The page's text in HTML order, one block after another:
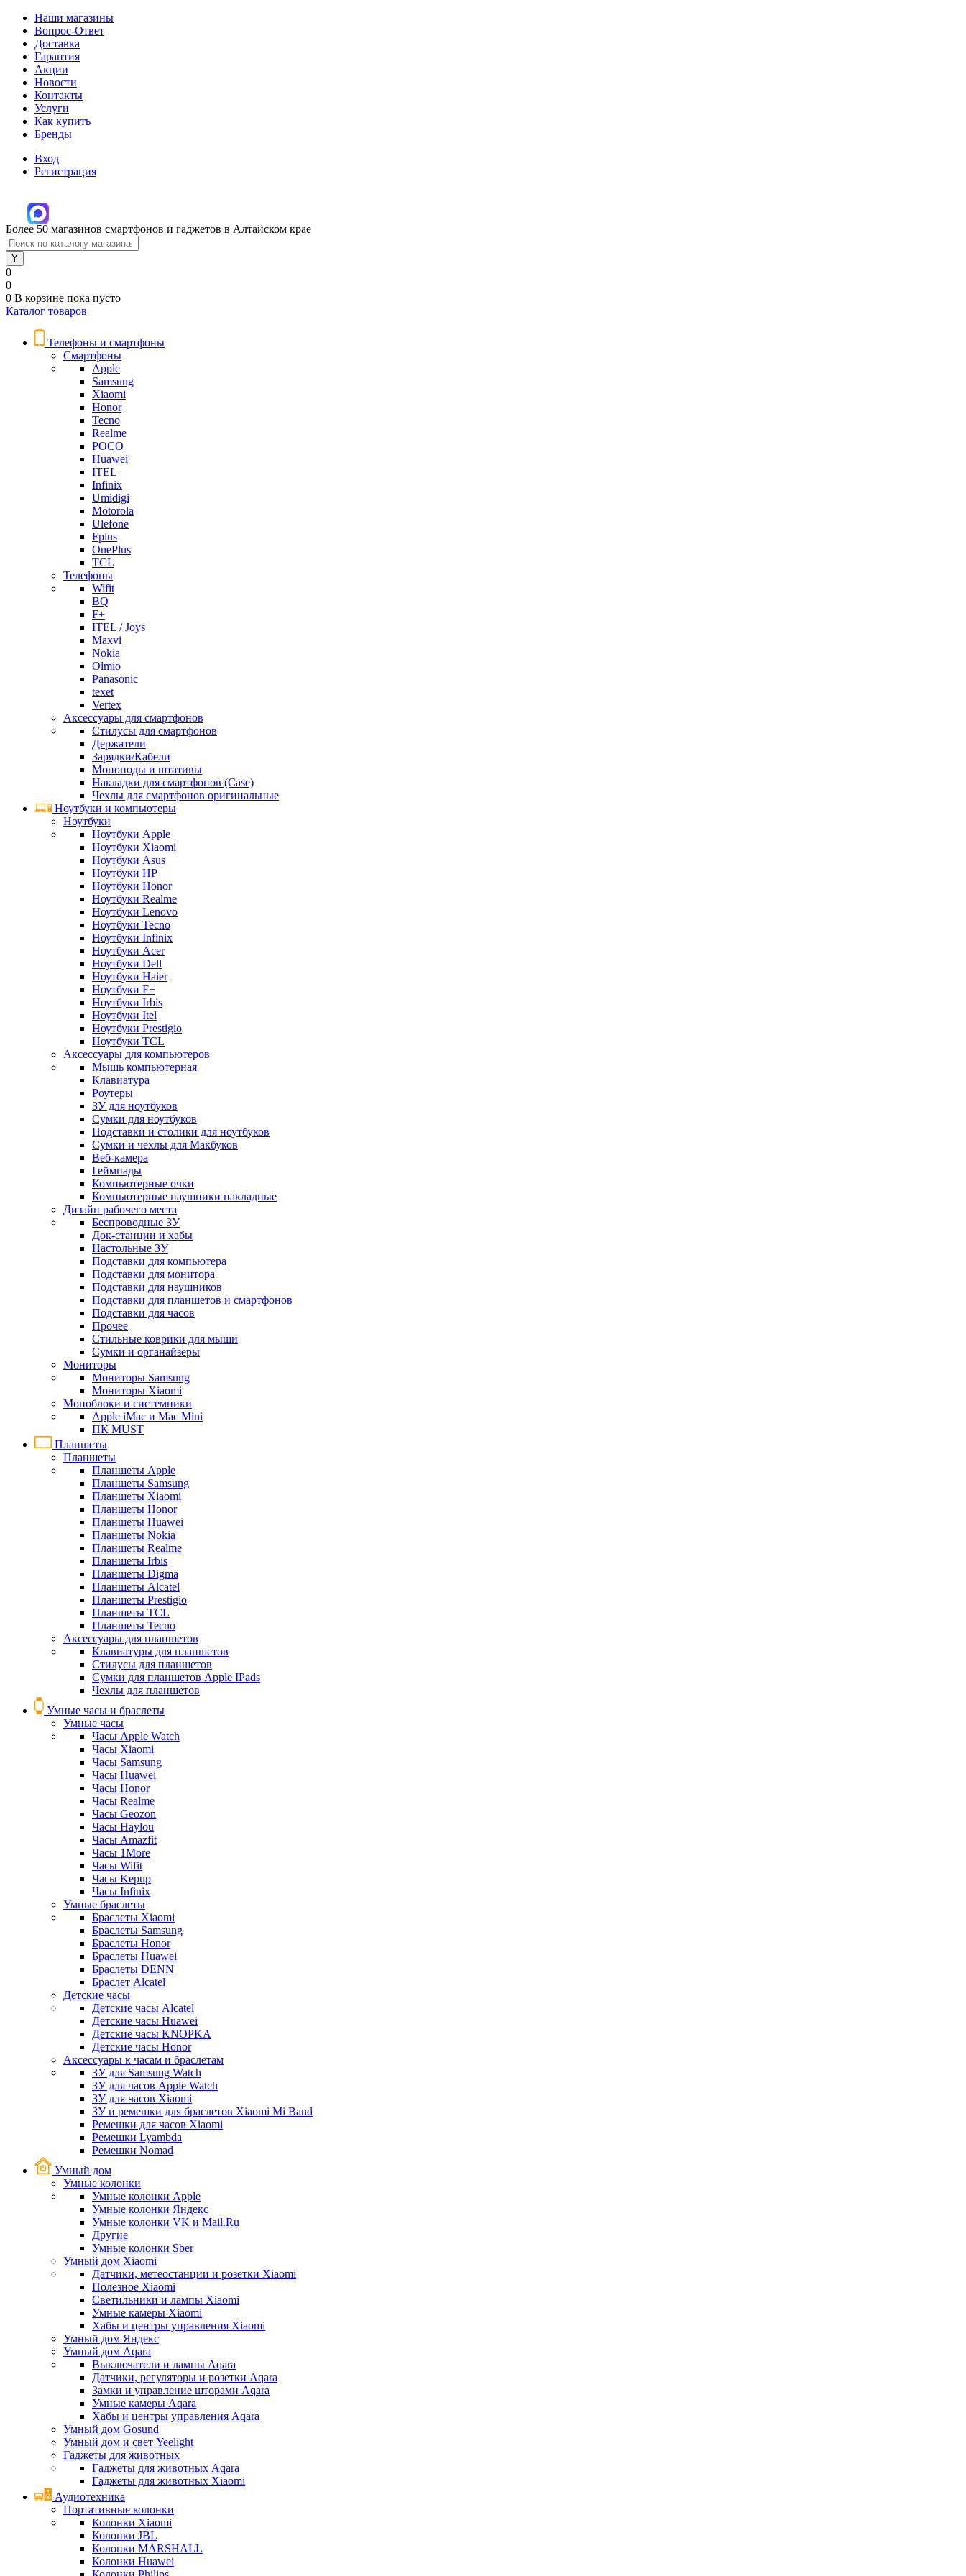
Наши магазины
Вопрос-Ответ
Доставка
Гарантия
Акции
Новости
Контакты
Услуги
Как купить
Бренды
Вход
Регистрация
Более 50 магазинов смартфонов и гаджетов в Алтайском крае
0
0
0 В корзине пока пусто
Каталог товаров
Телефоны и смартфоны
Смартфоны
Apple
Samsung
Xiaomi
Honor
Tecno
Realme
POCO
Huawei
ITEL
Infinix
Umidigi
Motorola
Ulefone
Fplus
OnePlus
TCL
Телефоны
Wifit
BQ
F+
ITEL / Joys
Maxvi
Nokia
Olmio
Panasonic
texet
Vertex
Аксессуары для смартфонов
Стилусы для смартфонов
Держатели
Зарядки/Кабели
Моноподы и штативы
Накладки для смартфонов (Case)
Чехлы для смартфонов оригинальные
Ноутбуки и компьютеры
Ноутбуки
Ноутбуки Apple
Ноутбуки Xiaomi
Ноутбуки Asus
Ноутбуки HP
Ноутбуки Honor
Ноутбуки Realme
Ноутбуки Lenovo
Ноутбуки Tecno
Ноутбуки Infinix
Ноутбуки Acer
Ноутбуки Dell
Ноутбуки Haier
Ноутбуки F+
Ноутбуки Irbis
Ноутбуки Itel
Ноутбуки Prestigio
Ноутбуки TCL
Аксессуары для компьютеров
Мышь компьютерная
Клавиатура
Роутеры
ЗУ для ноутбуков
Сумки для ноутбуков
Подставки и столики для ноутбуков
Сумки и чехлы для Макбуков
Веб-камера
Геймпады
Компьютерные очки
Компьютерные наушники накладные
Дизайн рабочего места
Беспроводные ЗУ
Док-станции и хабы
Настольные ЗУ
Подставки для компьютера
Подставки для монитора
Подставки для наушников
Подставки для планшетов и смартфонов
Подставки для часов
Прочее
Стильные коврики для мыши
Сумки и органайзеры
Мониторы
Мониторы Samsung
Мониторы Xiaomi
Моноблоки и системники
Apple iMac и Mac Mini
ПК MUST
Планшеты
Планшеты
Планшеты Apple
Планшеты Samsung
Планшеты Xiaomi
Планшеты Honor
Планшеты Huawei
Планшеты Nokia
Планшеты Realme
Планшеты Irbis
Планшеты Digma
Планшеты Alcatel
Планшеты Prestigio
Планшеты TCL
Планшеты Tecno
Аксессуары для планшетов
Клавиатуры для планшетов
Стилусы для планшетов
Сумки для планшетов Apple IPads
Чехлы для планшетов
Умные часы и браслеты
Умные часы
Часы Apple Watch
Часы Xiaomi
Часы Samsung
Часы Huawei
Часы Honor
Часы Realme
Часы Geozon
Часы Haylou
Часы Amazfit
Часы 1More
Часы Wifit
Часы Kepup
Часы Infinix
Умные браслеты
Браслеты Xiaomi
Браслеты Samsung
Браслеты Honor
Браслеты Huawei
Браслеты DENN
Браслет Alcatel
Детские часы
Детские часы Alcatel
Детские часы Huawei
Детские часы KNOPKA
Детские часы Honor
Аксессуары к часам и браслетам
ЗУ для Samsung Watch
ЗУ для часов Apple Watch
ЗУ для часов Xiaomi
ЗУ и ремешки для браслетов Xiaomi Mi Band
Ремешки для часов Xiaomi
Ремешки Lyambda
Ремешки Nomad
Умный дом
Умные колонки
Умные колонки Apple
Умные колонки Яндекс
Умные колонки VK и Mail.Ru
Другие
Умные колонки Sber
Умный дом Xiaomi
Датчики, метеостанции и розетки Xiaomi
Полезное Xiaomi
Светильники и лампы Xiaomi
Умные камеры Xiaomi
Хабы и центры управления Xiaomi
Умный дом Яндекс
Умный дом Aqara
Выключатели и лампы Aqara
Датчики, регуляторы и розетки Aqara
Замки и управление шторами Aqara
Умные камеры Aqara
Хабы и центры управления Aqara
Умный дом Gosund
Умный дом и свет Yeelight
Гаджеты для животных
Гаджеты для животных Aqara
Гаджеты для животных Xiaomi
Аудиотехника
Портативные колонки
Колонки Xiaomi
Колонки JBL
Колонки MARSHALL
Колонки Huawei